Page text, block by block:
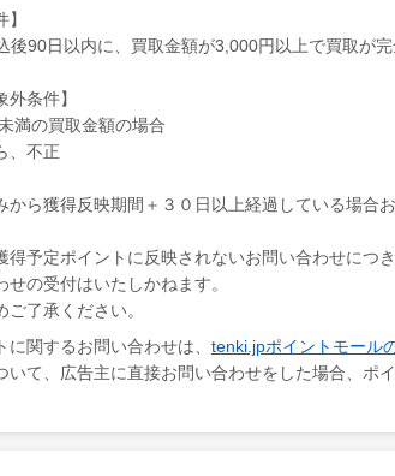
】
後90日以内に、買取金額が3,000円以上で買取が
外条件】
満の買取金額の場合
、不正
から獲得反映期間＋３０日以上経過している場合
得予定ポイントに反映されないお問い合わせにつ
せの受付はいたしかねます。
ご了承ください。
関するお問い合わせは、 tenki.jpポイントモール
いて、広告主に直接お問い合わせをした場合、ポ